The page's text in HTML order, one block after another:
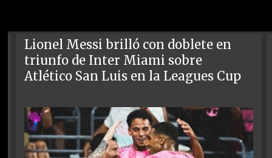
Lionel Messi brilló con doblete en
triunfo de Inter Miami sobre
Atlético San Luis en la Leagues Cup